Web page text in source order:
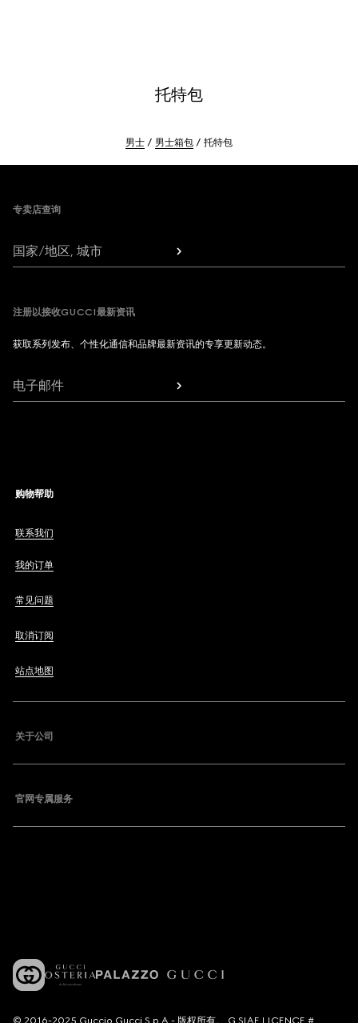
托特包
男士 男士箱包 托特包
专卖店查询
国家/地区, 城市
注册以接收GUCCI最新资讯
获取系列发布、个性化通信和品牌最新资讯的专享更新动态。
电子邮件
购物帮助
联系我们
我的订单
常见问题
取消订阅
站点地图
关于公司
官网专属服务
© 2016-2025 Guccio Gucci S.p.A.- 版权所有。 G SIAE LICENCE #